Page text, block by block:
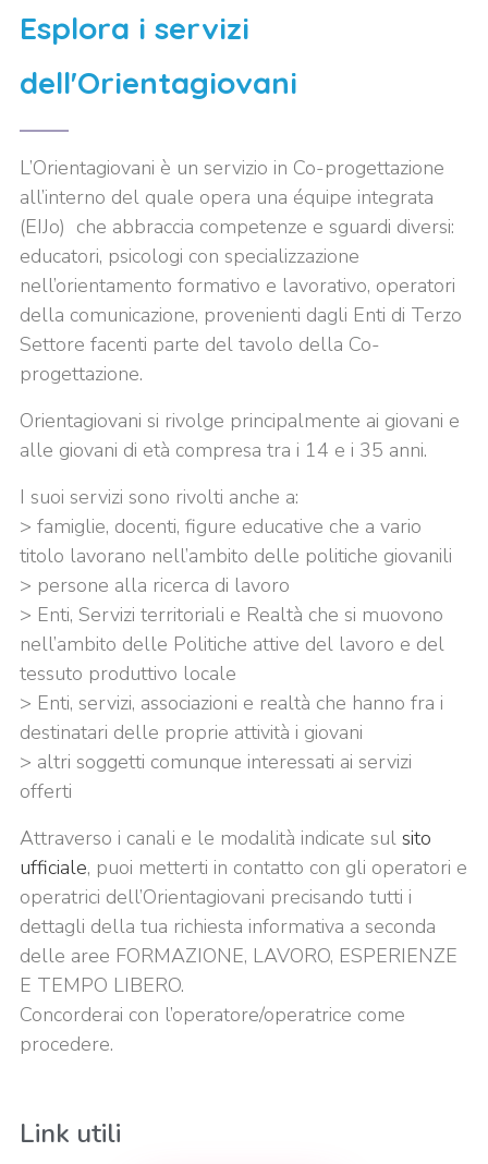
Esplora i servizi
dell'Orientagiovani
L’Orientagiovani è un servizio in Co-progettazione
all’interno del quale opera una équipe integrata
(EIJo) che abbraccia competenze e sguardi diversi:
educatori, psicologi con specializzazione
nell’orientamento formativo e lavorativo, operatori
della comunicazione, provenienti dagli Enti di Terzo
Settore facenti parte del tavolo della Co-
progettazione.
Orientagiovani si rivolge principalmente ai giovani e
alle giovani di età compresa tra i 14 e i 35 anni.
I suoi servizi sono rivolti anche a:
> famiglie, docenti, figure educative che a vario
titolo lavorano nell’ambito delle politiche giovanili
> persone alla ricerca di lavoro
> Enti, Servizi territoriali e Realtà che si muovono
nell’ambito delle Politiche attive del lavoro e del
tessuto produttivo locale
> Enti, servizi, associazioni e realtà che hanno fra i
destinatari delle proprie attività i giovani
> altri soggetti comunque interessati ai servizi
offerti
Attraverso i canali e le modalità indicate sul sito
ufficiale, puoi metterti in contatto con gli operatori e
operatrici dell’Orientagiovani precisando tutti i
dettagli della tua richiesta informativa a seconda
delle aree FORMAZIONE, LAVORO, ESPERIENZE
E TEMPO LIBERO.
Concorderai con l’operatore/operatrice come
procedere.
Link utili